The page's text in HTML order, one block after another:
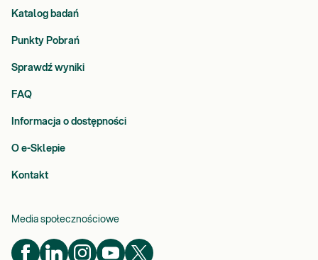
Katalog badań
Punkty Pobrań
Sprawdź wyniki
FAQ
Informacja o dostępności
O e-Sklepie
Kontakt
Media społecznościowe